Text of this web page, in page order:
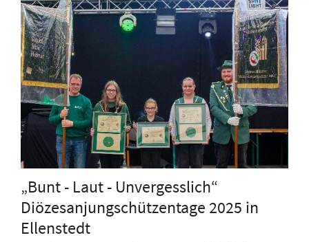
„Bunt - Laut - Unvergesslich“
Diözesanjungschützentage 2025 in
Ellenstedt